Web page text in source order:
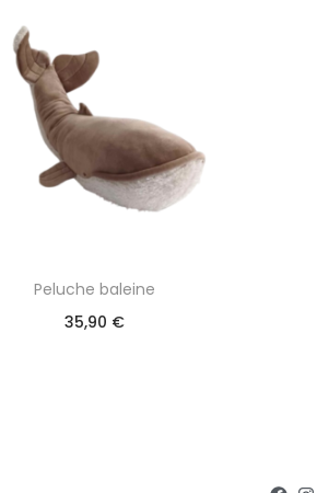
Peluche baleine
35,90 €